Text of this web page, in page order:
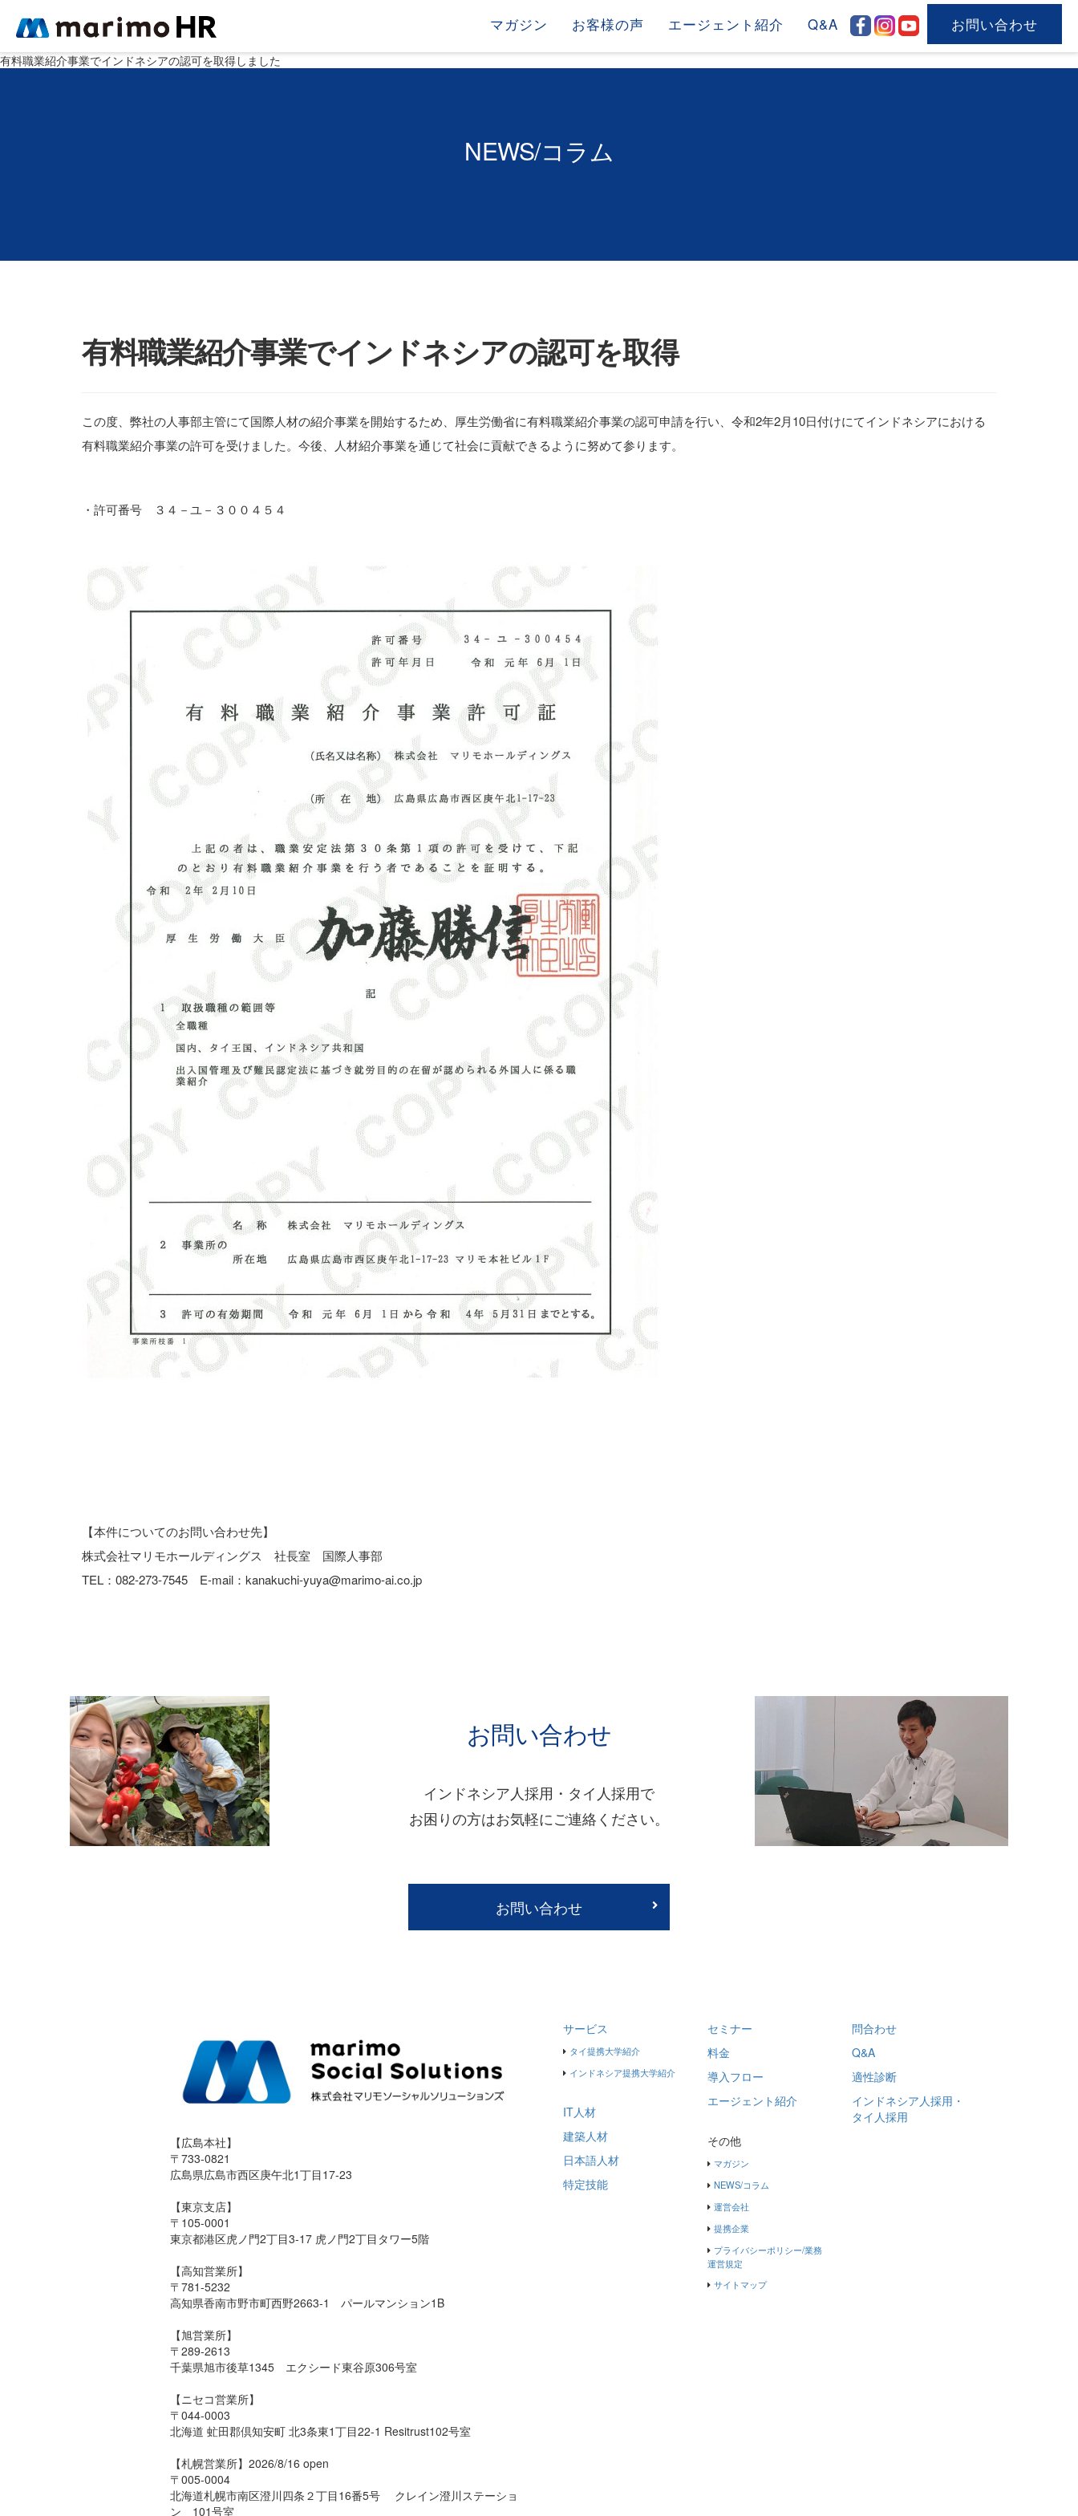
マガジン お客様の声 エージェント紹介 Q&A お問い合わせ
有料職業紹介事業でインドネシアの認可を取得しました
NEWS/コラム
有料職業紹介事業でインドネシアの認可を取得
この度、弊社の人事部主管にて国際人材の紹介事業を開始するため、厚生労働省に有料職業紹介事業の認可申請を行い、 令和2年2月10日付けにてインドネシアにおける
有料職業紹介事業の許可を受けました。今後、人材紹介事業を通じて社会に貢献できるように努めて参ります。
・許可番号 ３４－ユ－３００４５４
【本件についてのお問い合わせ先】
株式会社マリモホールディングス 社長室 国際人事部
TEL： 082-273-7545 E-mail： kanakuchi-yuya@marimo-ai.co.jp
お問い合わせ
インドネシア人採用・タイ人採用で
お困りの方はお気軽にご連絡ください。
お問い合わせ
サービス
タイ提携大学紹介
インドネシア提携大学紹介
IT人材
建築人材
日本語人材
特定技能
セミナー
問合わせ
料金
Q&A
導入フロー
適性診断
エージェント紹介
インドネシア人採用・
タイ人採用
その他
マガジン
NEWS/コラム
運営会社
提携企業
プライバシーポリシー/業務
運営規定
サイトマップ
【広島本社】
〒733-0821
広島県広島市西区庚午北1丁目17-23
【東京支店】
〒105-0001
東京都港区虎ノ門2丁目3-17 虎ノ門2丁目タワー5階
【高知営業所】
〒781-5232
高知県香南市野市町西野2663-1 パールマンション1B
【旭営業所】
〒289-2613
千葉県旭市後草1345 エクシード東谷原306号室
【ニセコ営業所】
〒044-0003
北海道 虻田郡倶知安町 北3条東1丁目22-1 Resitrust102号室
【札幌営業所】2026/8/16 open
〒005-0004
北海道札幌市南区澄川四条２丁目16番5号 クレイン澄川ステーショ
ン 101号室